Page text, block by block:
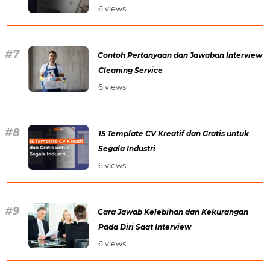
6 views
Contoh Pertanyaan dan Jawaban Interview
Cleaning Service
6 views
15 Template CV Kreatif dan Gratis untuk
Segala Industri
6 views
Cara Jawab Kelebihan dan Kekurangan
Pada Diri Saat Interview
6 views